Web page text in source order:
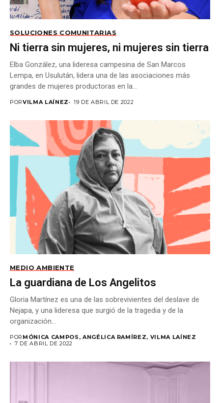
SOLUCIONES COMUNITARIAS
Ni tierra sin mujeres, ni mujeres sin tierra
Elba González, una lideresa campesina de San Marcos
Lempa, en Usulután, lidera una de las asociaciones más
grandes de mujeres productoras en la...
PORVILMA LAÍNEZ 19 DE ABRIL DE 2022
MEDIO AMBIENTE
La guardiana de Los Angelitos
Gloria Martínez es una de las sobrevivientes del deslave de
Nejapa, y una lideresa que surgió de la tragedia y de la
organización...
POR MÓNICA CAMPOS, ANGÉLICA RAMÍREZ, VILMA LAÍNEZ
7 DE ABRIL DE 2022